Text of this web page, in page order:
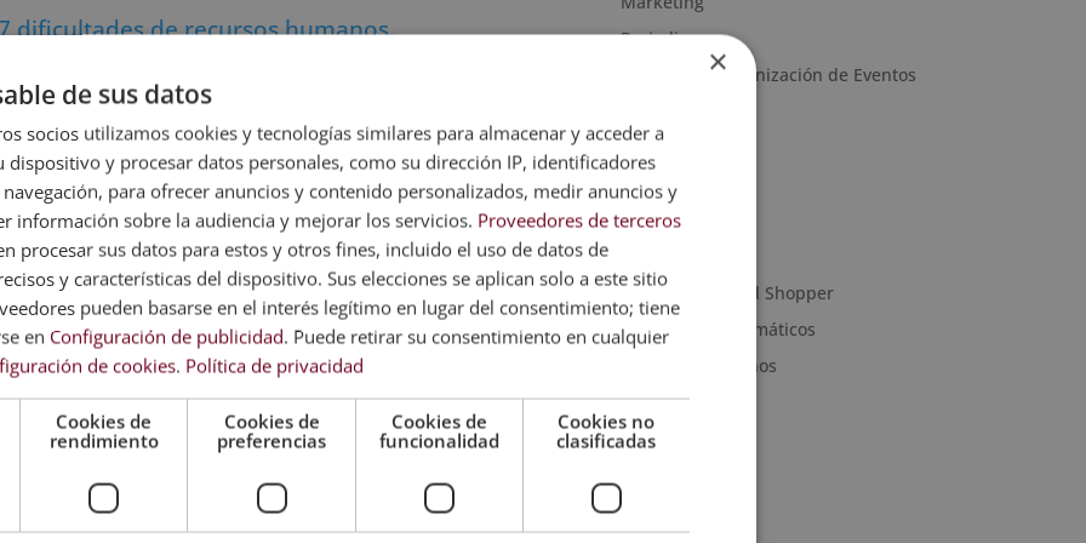
dificultades de recursos humanos.
definidas en la legislación laboral y se dividen en varios grupos
para mejorar su eficiencia, adaptarse a nuevas
interna. Pueden implicar la eliminación de puestos de
de trabajo.
para reducir costos y mejorar la coordinación interna.
y los trabajadores afectados son despedidos por causas
financiera de la empresa, que puede hacer insostenible
la existencia de pérdidas actuales o previstas, la disminución
Periodismo
Protocolo y Organización de Eventos
Artes Gráficas
Artes y Oficios
Noticias
Moda & Personal Shopper
Programas informáticos
Recursos Humanos
×
de sus datos
socios utilizamos cookies y tecnologías similares para almacenar y acceder a
dispositivo y procesar datos personales, como su dirección IP, identificadores
para ofrecer anuncios y contenido personalizados, medir anuncios y
información sobre la audiencia y mejorar los servicios. Proveedores de terceros
procesar sus datos para estos y otros fines, incluido el uso de datos de
y características del dispositivo. Sus elecciones se aplican solo a este sitio
pueden basarse en el interés legítimo en lugar del consentimiento; tiene
en Configuración de publicidad. Puede retirar su consentimiento en cualquier
de cookies. Política de privacidad
Cookies de
rendimiento
Cookies de
preferencias
Cookies de
funcionalidad
Cookies no
clasificadas